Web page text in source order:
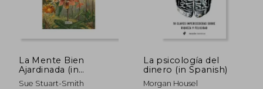
10%
Off
10%
Off
La Mente Bien
Ajardinada (in
Spanish)
Sue Stuart-Smith
La psicología del
dinero (in Spanish)
Morgan Housel